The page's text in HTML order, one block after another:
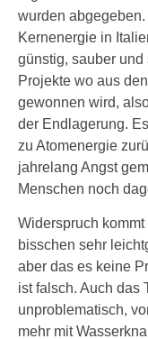
wurden
Kernenergie in
günstig, sauber
Projekte wo aus
gewonnen wird,
der Endlagerung.
zu Atomenergie
jahrelang Angst
Menschen noch
Widerspruch
bisschen sehr
aber das es keine
ist falsch. Auch das
unproblematisch,
mehr mit